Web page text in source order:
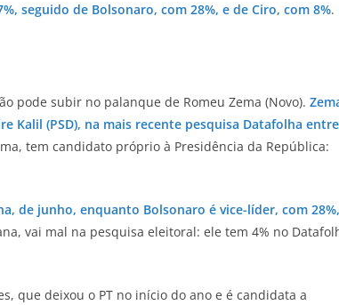
seguido de Bolsonaro, com 28%, e de Ciro, com 8%.
pode subir no palanque de Romeu Zema (Novo).
Kalil (PSD), na mais recente pesquisa Datafolha entre
tem candidato próprio à Presidência da República:
de junho, enquanto Bolsonaro é vice-líder, com 28%,
vai mal na pesquisa eleitoral: ele tem 4% no
que deixou o PT no início do ano e é candidata a